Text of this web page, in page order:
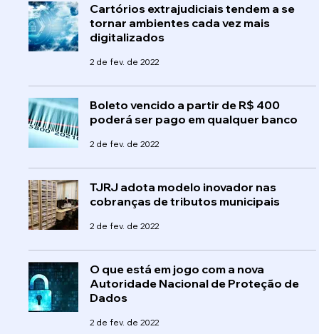
Cartórios extrajudiciais tendem a se
tornar ambientes cada vez mais
digitalizados
2 de fev. de 2022
Boleto vencido a partir de R$ 400
poderá ser pago em qualquer banco
2 de fev. de 2022
TJRJ adota modelo inovador nas
cobranças de tributos municipais
2 de fev. de 2022
O que está em jogo com a nova
Autoridade Nacional de Proteção de
Dados
2 de fev. de 2022